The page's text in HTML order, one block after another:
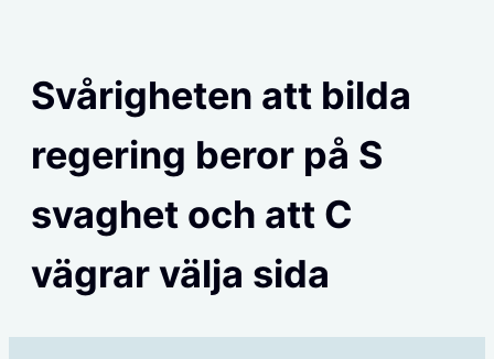
Svårigheten att bilda
regering beror på S
svaghet och att C
vägrar välja sida